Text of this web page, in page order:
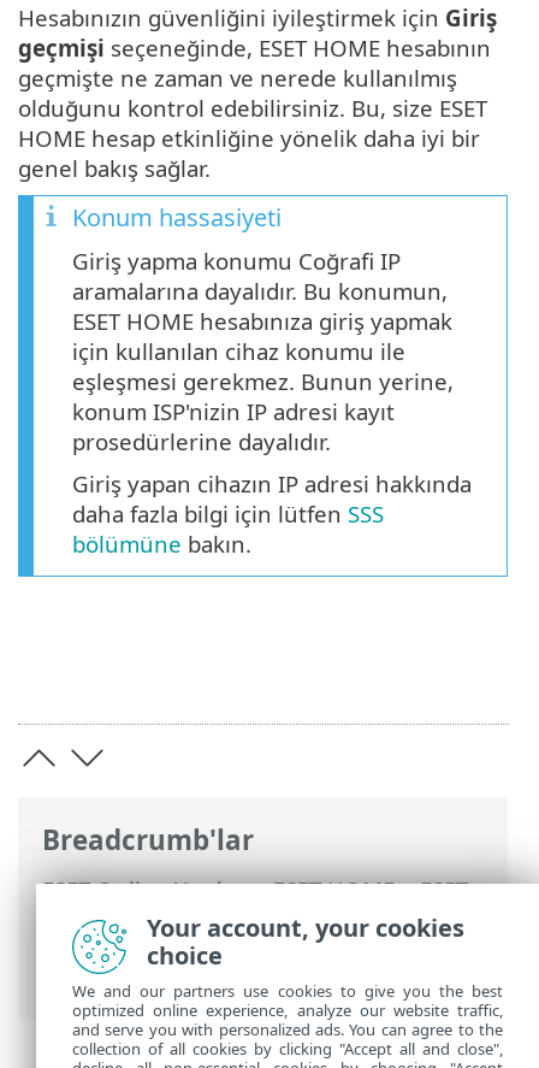
Breadcrumb'lar
ESET Online Yardım>ESET HOME>ESET
HOME ile çalışma>ESET HOME hesap
yönetimi
> Giriş yapan cihazları ve giriş
geçmişini yönetme
Hesabınızın güvenliğini iyileştirmek için Giriş
geçmişi seçeneğinde, ESET HOME hesabının
geçmişte ne zaman ve nerede kullanılmış
olduğunu kontrol edebilirsiniz. Bu, size ESET
HOME hesap etkinliğine yönelik daha iyi bir
genel bakış sağlar.
Konum hassasiyeti
Giriş yapma konumu Coğrafi IP
aramalarına dayalıdır. Bu konumun,
ESET HOME hesabınıza giriş yapmak
için kullanılan cihaz konumu ile
eşleşmesi gerekmez. Bunun yerine,
konum ISP'nizin IP adresi kayıt
prosedürlerine dayalıdır.
Giriş yapan cihazın IP adresi hakkında
daha fazla bilgi için lütfen SSS
bölümüne bakın.
Your account, your cookies
choice
We and our partners use cookies to give you the best
optimized online experience, analyze our website traffic,
and serve you with personalized ads. You can agree to the
collection of all cookies by clicking "Accept all and close",